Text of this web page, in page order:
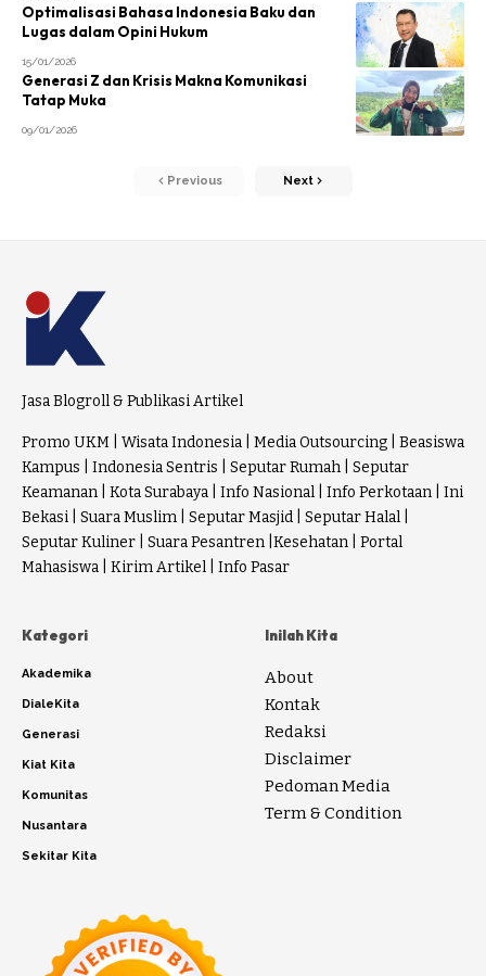
Optimalisasi Bahasa Indonesia Baku dan
Lugas dalam Opini Hukum
15/01/2026
Generasi Z dan Krisis Makna Komunikasi
Tatap Muka
09/01/2026
Previous Next
Jasa Blogroll & Publikasi Artikel
Promo UKM Wisata Indonesia Media Outsourcing
Beasiswa
Kampus
Indonesia Sentris Seputar Rumah
Seputar
Keamanan
Kota Surabaya Info Nasional Info Perkotaan
Ini
Bekasi
Suara Muslim Seputar Masjid Seputar Halal
Seputar Kuliner
Suara Pesantren Kesehatan
Portal
Mahasiswa
Kirim Artikel Info Pasar
Kategori
Akademika
DialeKita
Generasi
Kiat Kita
Komunitas
Nusantara
Sekitar Kita
Inilah Kita
About
Kontak
Redaksi
Disclaimer
Pedoman Media
Term & Condition